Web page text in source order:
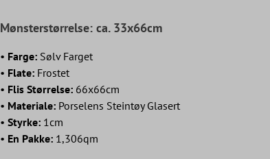
Mønsterstørrelse: ca. 33x66cm
• Farge: Sølv Farget
• Flate: Frostet
• Flis Størrelse: 66x66cm
• Materiale: Porselens Steintøy Glasert
• Styrke: 1cm
• En Pakke: 1,306qm